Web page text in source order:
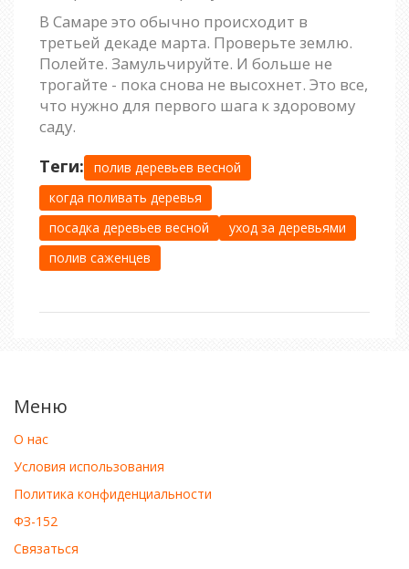
В Самаре это обычно происходит в
третьей декаде марта. Проверьте землю.
Полейте. Замульчируйте. И больше не
трогайте - пока снова не высохнет. Это все,
что нужно для первого шага к здоровому
саду.
Теги:
полив деревьев весной
когда поливать деревья
посадка деревьев весной
уход за деревьями
полив саженцев
Меню
О нас
Условия использования
Политика конфиденциальности
ФЗ-152
Связаться